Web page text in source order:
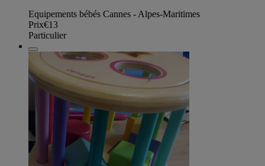
Equipements bébés Cannes - Alpes-Maritimes
Prix€13
Particulier